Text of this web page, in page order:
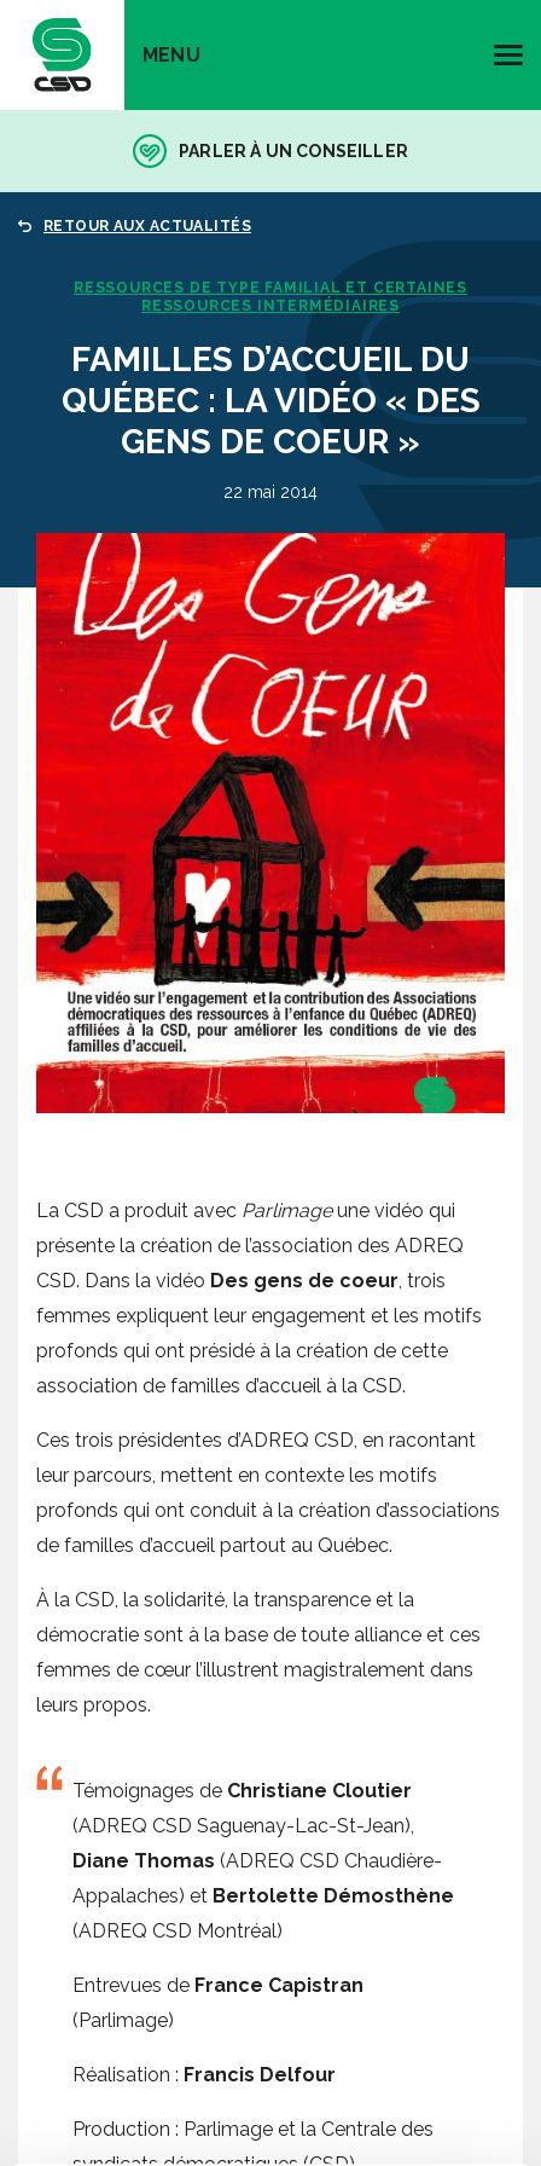
MENU
PARLER À UN CONSEILLER
RETOUR AUX ACTUALITÉS
RESSOURCES DE TYPE FAMILIAL ET CERTAINES
RESSOURCES INTERMÉDIAIRES
FAMILLES D’ACCUEIL DU
QUÉBEC : LA VIDÉO « DES
GENS DE COEUR »
22 mai 2014
La CSD a produit avec Parlimageune vidéo qui
présente la création de l’association des ADREQ
CSD. Dans la vidéo Des gens de coeur, trois
femmes expliquent leur engagement et les motifs
profonds qui ont présidé à la création de cette
association de familles d’accueil à la CSD.
Ces trois présidentes d’ADREQ CSD, en racontant
leur parcours, mettent en contexte les motifs
profonds qui ont conduit à la création d’associations
de familles d’accueil partout au Québec.
À la CSD, la solidarité, la transparence et la
démocratie sont à la base de toute alliance et ces
femmes de cœur l’illustrent magistralement dans
leurs propos.
Témoignages de Christiane Cloutier
(ADREQ CSD Saguenay-Lac-St-Jean),
Diane Thomas (ADREQ CSD Chaudière-
Appalaches) et Bertolette Démosthène
(ADREQ CSD Montréal)
Entrevues de France Capistran
(Parlimage)
Réalisation : Francis Delfour
Production : Parlimage et la Centrale des